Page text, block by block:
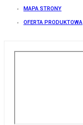
MAPA STRONY
OFERTA PRODUKTOWA